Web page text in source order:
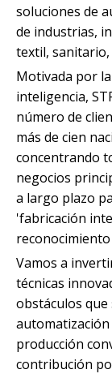
soluciones de
de industrias,
textil,
Motivada por
inteligencia,
número de
más de cien
concentrando
negocios
a largo plazo
'fabricación
Vamos a
técnicas
obstáculos
producción
contribución